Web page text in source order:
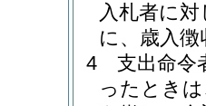
入札者に
に、歳入
4
支出命令
ったとき